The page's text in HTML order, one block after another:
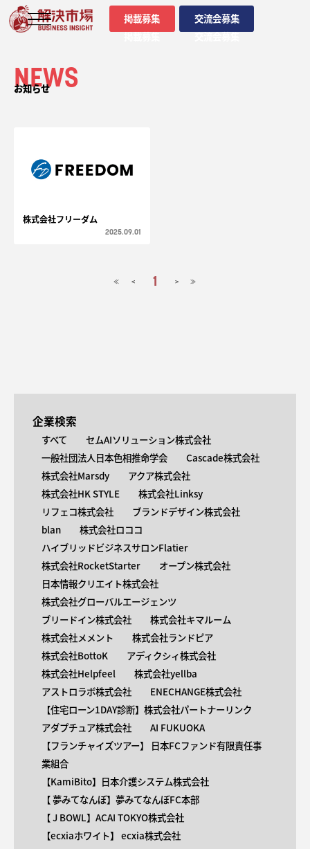
掲載募集
掲載募集
交流会募集
交流会募集
NEWS
お知らせ
株式会社フリーダム
2025.09.01
≪ < 1 > ≫
企業検索
すべて
セムAIソリューション株式会社
一般社団法人日本色相推命学会
Cascade株式会社
株式会社Marsdy
アクア株式会社
株式会社HK STYLE
株式会社Linksy
リフェコ株式会社
ブランドデザイン株式会社
blan
株式会社ロココ
ハイブリッドビジネスサロンFlatier
株式会社RocketStarter
オープン株式会社
日本情報クリエイト株式会社
株式会社グローバルエージェンツ
ブリードイン株式会社
株式会社キマルーム
株式会社メメント
株式会社ランドピア
株式会社BottoK
アディクシィ株式会社
株式会社Helpfeel
株式会社yellba
アストロラボ株式会社
ENECHANGE株式会社
【住宅ローン1DAY診断】株式会社パートナーリンク
アダプチュア株式会社
AI FUKUOKA
【​フランチャイズツアー】 日本FCファンド有限責任事
業組合
【KamiBito​】日本介護システム株式会社
【 ​夢みてなんぼ】夢みてなんぼFC本部
【 ​J BOWL】ACAI TOKYO株式会社
【​ecxiaホワイト】 ecxia株式会社